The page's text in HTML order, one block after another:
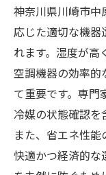
神奈川県川崎市中
応じた適切な機器
れます。湿度が高
空調機器の効率的
て重要です。専門
冷媒の状態確認を
また、省エネ性
快適かつ経済的な